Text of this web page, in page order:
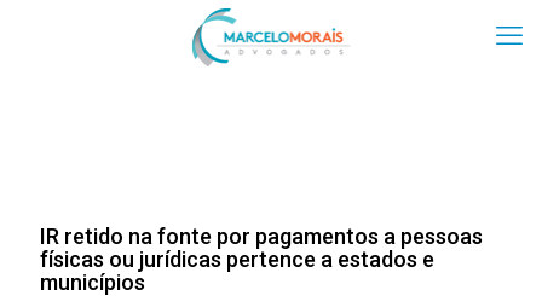
IR retido na fonte por pagamentos a pessoas
físicas ou jurídicas pertence a estados e
municípios